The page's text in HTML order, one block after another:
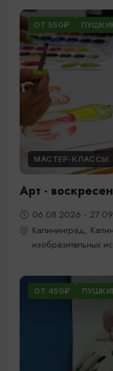
ОТ 550₽
МАСТЕР-КЛАССЫ
Арт -
06.08.2026 -
Калининград,
изобразительных
ОТ 450₽